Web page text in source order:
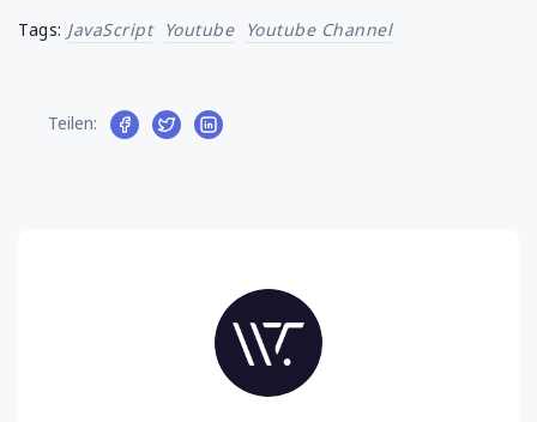
Tags: JavaScript Youtube Youtube Channel
Teilen: